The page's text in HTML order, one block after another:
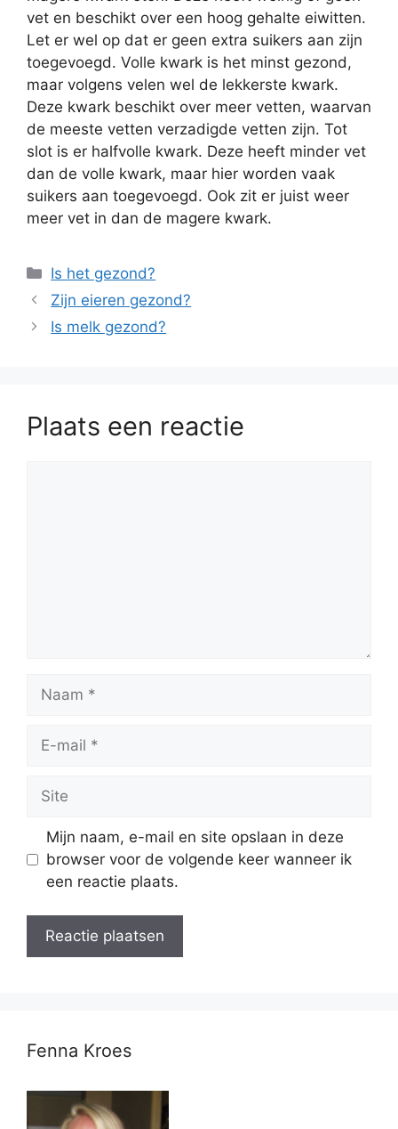
vet en beschikt over een hoog gehalte eiwitten.
Let er wel op dat er geen extra suikers aan zijn
toegevoegd. Volle kwark is het minst gezond,
maar volgens velen wel de lekkerste kwark.
Deze kwark beschikt over meer vetten, waarvan
de meeste vetten verzadigde vetten zijn. Tot
slot is er halfvolle kwark. Deze heeft minder vet
dan de volle kwark, maar hier worden vaak
suikers aan toegevoegd. Ook zit er juist weer
meer vet in dan de magere kwark.
Categorieën
Is het gezond?
Zijn eieren gezond?
Is melk gezond?
Plaats een reactie
mail
Mijn naam, e-mail en site opslaan in deze
browser voor de volgende keer wanneer ik
een reactie plaats.
Fenna Kroes